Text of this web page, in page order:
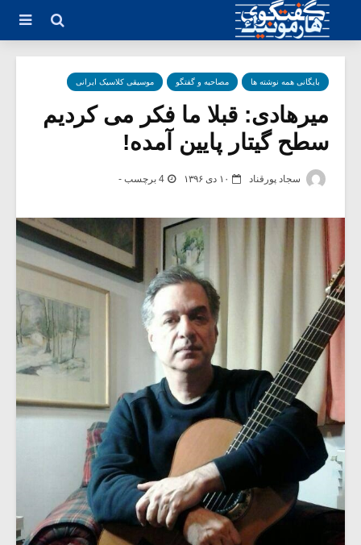
بایگانی همه نوشته ها مصاحبه و گفتگو موسیقی کلاسیک ایرانی
میرهادی: قبلا ما فکر می کردیم
سطح گیتار پایین آمده!
سجاد پورقناد ۱۰ دی ۱۳۹۶ 4 برچسب -